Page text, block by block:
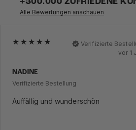
Alle Bewertungen anschauen
Verifizierte
vor 1
NADINE
Verifizierte Bestellung
Auffällig und wunderschön